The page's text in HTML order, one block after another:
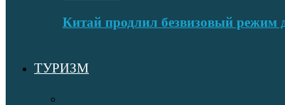
Китай продлил безвизовый режим
ТУРИЗМ